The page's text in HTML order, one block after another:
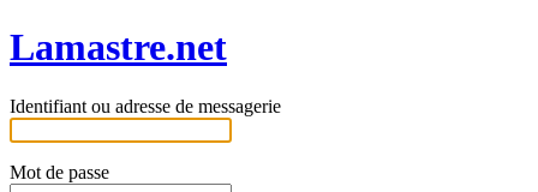
Lamastre.net
Identifiant ou adresse de messagerie
Mot de passe